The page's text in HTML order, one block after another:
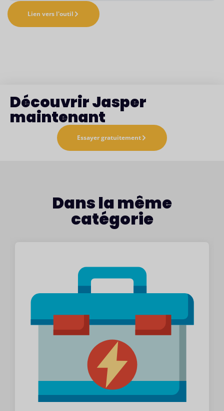
Lien vers l'outil
Découvrir Jasper
maintenant
Essayer gratuitement
Dans la même
catégorie